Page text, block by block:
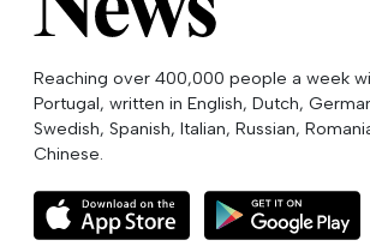
Reaching over 400,000 people a week
Portugal, written in English, Dutch,
Swedish, Spanish, Italian, Russian,
Chinese.